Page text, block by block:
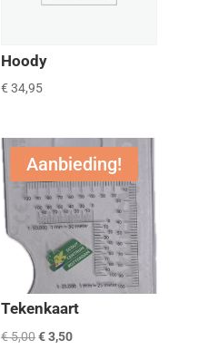
Hoody
€ 34,95
Aanbieding!
Tekenkaart
€5,00Oorspronkelijke
€3,50Huidige